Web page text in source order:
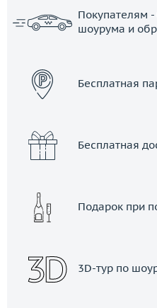
Покупателям -
шоурума и
Бесплатная
Бесплатная
Подарок при
3D-тур по